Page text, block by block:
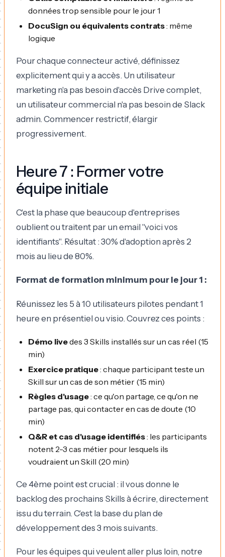
données trop sensible pour le jour 1
DocuSign ou équivalents contrats: même
logique
Pour chaque connecteur activé, définissez
explicitement qui y a accès. Un utilisateur
marketing n'a pas besoin d'accès Drive complet,
un utilisateur commercial n'a pas besoin de Slack
admin. Commencer restrictif, élargir
progressivement.
Heure 7 : Former votre
équipe initiale
C'est la phase que beaucoup d'entreprises
oublient ou traitent par un email "voici vos
identifiants". Résultat : 30% d'adoption après 2
mois au lieu de 80%.
Format de formation minimum pour le jour 1 :
Réunissez les 5 à 10 utilisateurs pilotes pendant 1
heure en présentiel ou visio. Couvrez ces points :
Démo livedes 3 Skills installés sur un cas réel (15
min)
Exercice pratique: chaque participant teste un
Skill sur un cas de son métier (15 min)
Règles d'usage: ce qu'on partage, ce qu'on ne
partage pas, qui contacter en cas de doute (10
min)
Q&R et cas d'usage identifiés: les participants
notent 2-3 cas métier pour lesquels ils
voudraient un Skill (20 min)
Ce 4ème point est crucial : il vous donne le
backlog des prochains Skills à écrire, directement
issu du terrain. C'est la base du plan de
développement des 3 mois suivants.
Pour les équipes qui veulent aller plus loin, notre